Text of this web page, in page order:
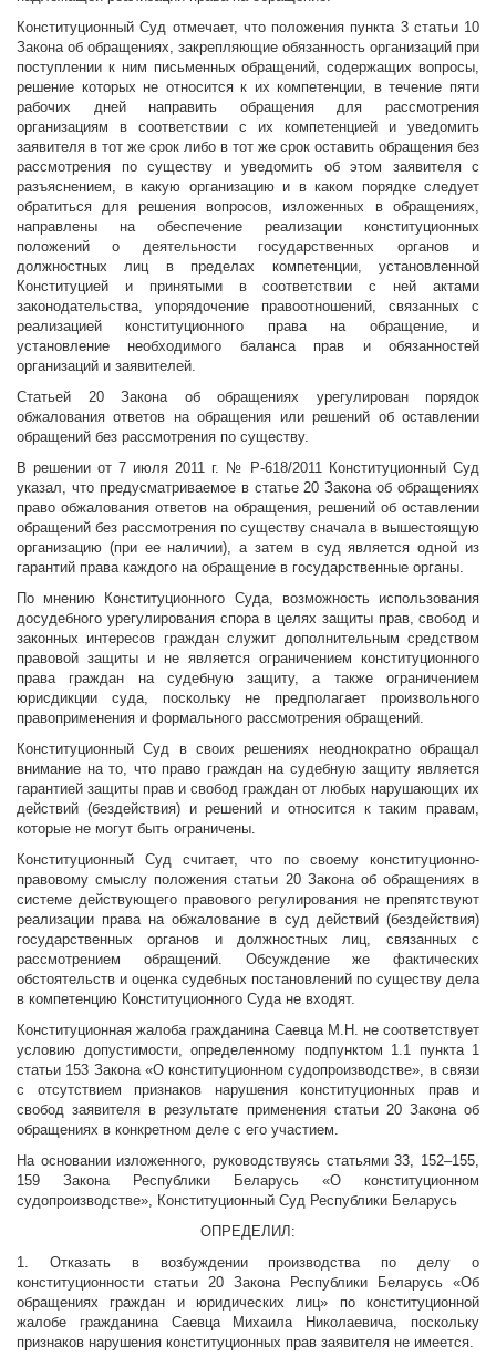
Конституционный Суд отмечает, что положения пункта 3 статьи 10
Закона об обращениях, закрепляющие обязанность организаций при
поступлении к ним письменных обращений, содержащих вопросы,
решение которых не относится к их компетенции, в течение пяти
рабочих дней направить обращения для рассмотрения
организациям в соответствии с их компетенцией и уведомить
заявителя в тот же срок либо в тот же срок оставить обращения без
рассмотрения по существу и уведомить об этом заявителя с
разъяснением, в какую организацию и в каком порядке следует
обратиться для решения вопросов, изложенных в обращениях,
направлены на обеспечение реализации конституционных
положений о деятельности государственных органов и
должностных лиц в пределах компетенции, установленной
Конституцией и принятыми в соответствии с ней актами
законодательства, упорядочение правоотношений, связанных с
реализацией конституционного права на обращение, и
установление необходимого баланса прав и обязанностей
организаций и заявителей.
Статьей 20 Закона об обращениях урегулирован порядок
обжалования ответов на обращения или решений об оставлении
обращений без рассмотрения по существу.
В решении от 7 июля 2011 г. № Р-618/2011 Конституционный Суд
указал, что предусматриваемое в статье 20 Закона об обращениях
право обжалования ответов на обращения, решений об оставлении
обращений без рассмотрения по существу сначала в вышестоящую
организацию (при ее наличии), а затем в суд является одной из
гарантий права каждого на обращение в государственные органы.
По мнению Конституционного Суда, возможность использования
досудебного урегулирования спора в целях защиты прав, свобод и
законных интересов граждан служит дополнительным средством
правовой защиты и не является ограничением конституционного
права граждан на судебную защиту, а также ограничением
юрисдикции суда, поскольку не предполагает произвольного
правоприменения и формального рассмотрения обращений.
Конституционный Суд в своих решениях неоднократно обращал
внимание на то, что право граждан на судебную защиту является
гарантией защиты прав и свобод граждан от любых нарушающих их
действий (бездействия) и решений и относится к таким правам,
которые не могут быть ограничены.
Конституционный Суд считает, что по своему конституционно-
правовому смыслу положения статьи 20 Закона об обращениях в
системе действующего правового регулирования не препятствуют
реализации права на обжалование в суд действий (бездействия)
государственных органов и должностных лиц, связанных с
рассмотрением обращений. Обсуждение же фактических
обстоятельств и оценка судебных постановлений по существу дела
в компетенцию Конституционного Суда не входят.
Конституционная жалоба гражданина Саевца М.Н. не соответствует
условию допустимости, определенному подпунктом 1.1 пункта 1
статьи 153 Закона «О конституционном судопроизводстве», в связи
с отсутствием признаков нарушения конституционных прав и
свобод заявителя в результате применения статьи 20 Закона об
обращениях в конкретном деле с его участием.
На основании изложенного, руководствуясь статьями 33, 152–155,
159 Закона Республики Беларусь «О конституционном
судопроизводстве», Конституционный Суд Республики Беларусь
ОПРЕДЕЛИЛ:
1. Отказать в возбуждении производства по делу о
конституционности статьи 20 Закона Республики Беларусь «Об
обращениях граждан и юридических лиц» по конституционной
жалобе гражданина Саевца Михаила Николаевича, поскольку
признаков нарушения конституционных прав заявителя не имеется.